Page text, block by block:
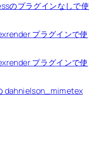
のプラグインなしで使
プラグインで使
プラグインで使
dahnielson_mimetex